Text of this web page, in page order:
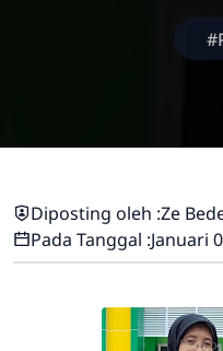
Diposting oleh :Ze
Pada Tanggal :Januari